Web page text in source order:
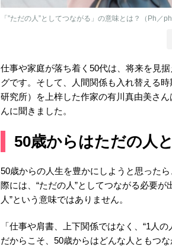
「”ただの人”としてつながる」の意味とは？（Ph／
仕事や家庭が落ち着く50代は、将来を見
グです。そして、人間関係も入れ替える
研究所）を上梓した作家の有川真由美さ
んに聞きました。
50歳からはただの人
50歳からの人生を豊かにしようと思った
際には、“ただの人”としてつながる必要
人”という意味ではありません。
「仕事や肩書、上下関係ではなく、“1人
だからこそ、50歳からはどんな人ともつ